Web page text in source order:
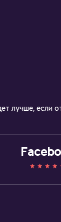
лучше, если